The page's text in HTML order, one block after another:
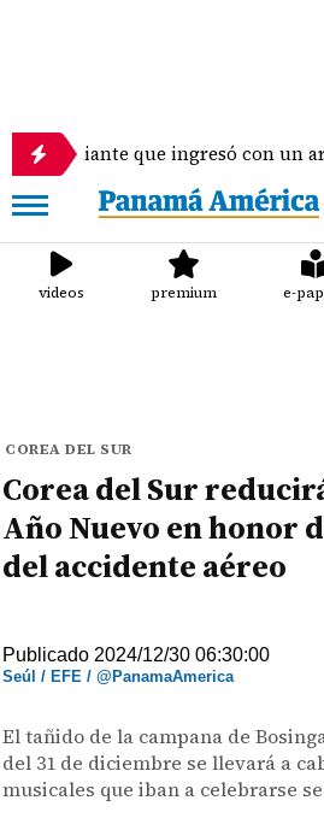
que ingresó con un arma
videos premium e-
COREA DEL SUR
Corea del Sur
Año Nuevo en honor
del accidente aéreo
Publicado 2024/12/30 06:30:00
Seúl / EFE / @PanamaAmerica
El tañido de la campana de
del 31 de diciembre se llevará a
musicales que iban a celebrarse